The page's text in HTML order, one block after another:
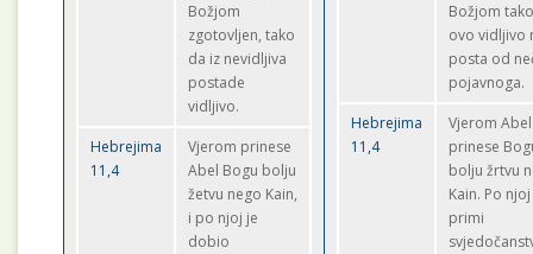
Božjom
zgotovljen, tako
da iz nevidljiva
postade
vidljivo.
Hebrejima
11,4
Vjerom prinese
Abel Bogu bolju
žetvu nego Kain,
i po njoj je
dobio
Božjom
ovo vidljivo
posta od
pojavnoga.
Hebrejima
11,4
Vjerom Abel
prinese
bolju žrtvu
Kain. Po njoj
primi